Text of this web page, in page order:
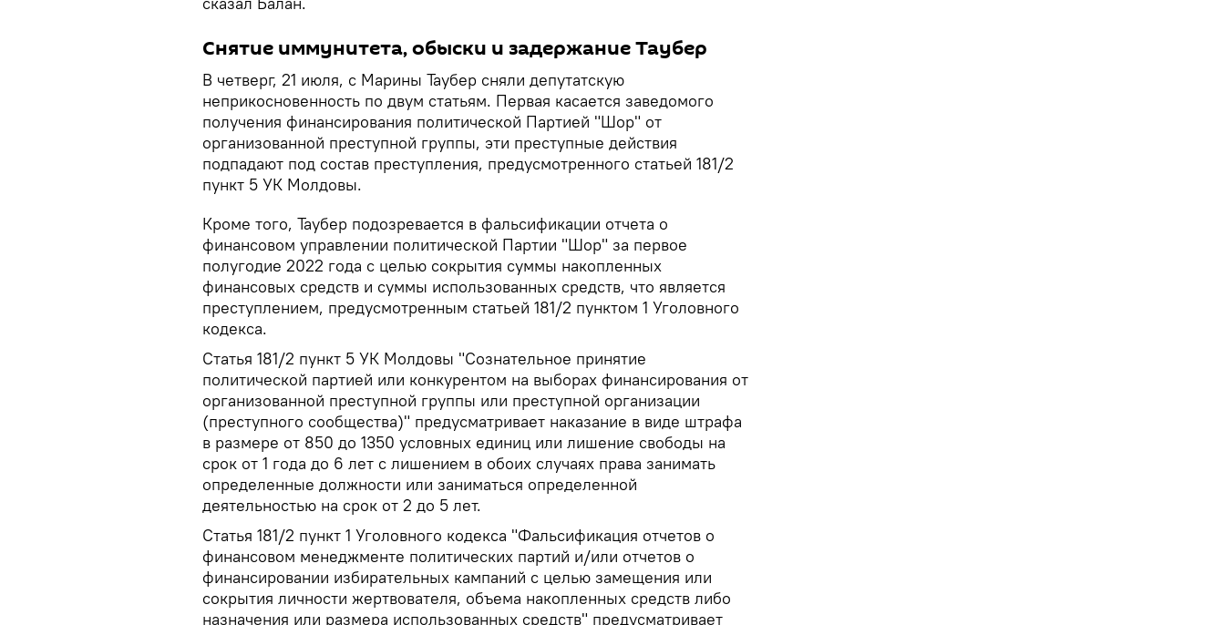
Снятие иммунитета, обыски и задержание Таубер
В четверг, 21 июля, с Марины Таубер сняли депутатскую
неприкосновенность по двум статьям. Первая касается заведомого
получения финансирования политической Партией "Шор" от
организованной преступной группы, эти преступные действия
подпадают под состав преступления, предусмотренного статьей 181/2
пункт 5 УК Молдовы.
Кроме того, Таубер подозревается в фальсификации отчета о
финансовом управлении политической Партии "Шор" за первое
полугодие 2022 года с целью сокрытия суммы накопленных
финансовых средств и суммы использованных средств, что является
преступлением, предусмотренным статьей 181/2 пунктом 1 Уголовного
кодекса.
Статья 181/2 пункт 5 УК Молдовы "Сознательное принятие
политической партией или конкурентом на выборах финансирования от
организованной преступной группы или преступной организации
(преступного сообщества)" предусматривает наказание в виде штрафа
в размере от 850 до 1350 условных единиц или лишение свободы на
срок от 1 года до 6 лет с лишением в обоих случаях права занимать
определенные должности или заниматься определенной
деятельностью на срок от 2 до 5 лет.
Статья 181/2 пункт 1 Уголовного кодекса "Фальсификация отчетов о
финансовом менеджменте политических партий и/или отчетов о
финансировании избирательных кампаний с целью замещения или
сокрытия личности жертвователя, объема накопленных средств либо
назначения или размера использованных средств" предусматривает